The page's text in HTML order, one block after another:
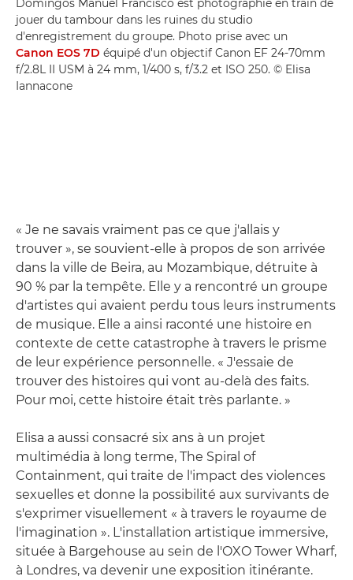
jouer du tambour dans les ruines du studio
d'enregistrement du groupe. Photo prise avec un
Canon EOS 7D équipé d'un objectif Canon EF 24-70mm
f/2.8L II USM à 24 mm, 1/400 s, f/3.2 et ISO 250. © Elisa
Iannacone
« Je ne savais vraiment pas ce que j'allais y
trouver », se souvient-elle à propos de son arrivée
dans la ville de Beira, au Mozambique, détruite à
90 % par la tempête. Elle y a rencontré un groupe
d'artistes qui avaient perdu tous leurs instruments
de musique. Elle a ainsi raconté une histoire en
contexte de cette catastrophe à travers le prisme
de leur expérience personnelle. « J'essaie de
trouver des histoires qui vont au-delà des faits.
Pour moi, cette histoire était très parlante. »
Elisa a aussi consacré six ans à un projet
multimédia à long terme, The Spiral of
Containment, qui traite de l'impact des violences
sexuelles et donne la possibilité aux survivants de
s'exprimer visuellement « à travers le royaume de
l'imagination ». L'installation artistique immersive,
située à Bargehouse au sein de l'OXO Tower Wharf,
à Londres, va devenir une exposition itinérante.